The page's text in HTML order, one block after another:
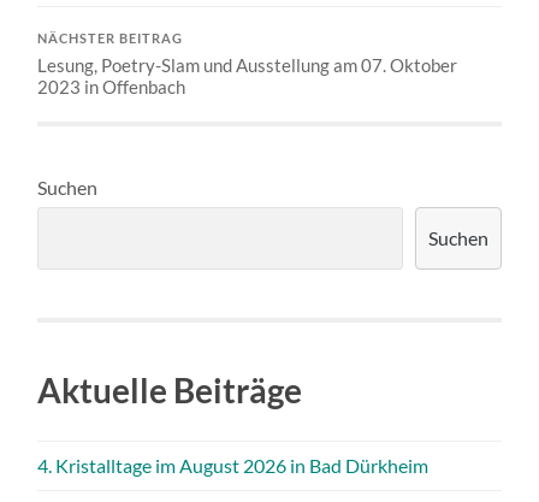
NÄCHSTER BEITRAG
Lesung, Poetry-Slam und Ausstellung am 07. Oktober
2023 in Offenbach
Suchen
Suchen
Aktuelle Beiträge
4. Kristalltage im August 2026 in Bad Dürkheim